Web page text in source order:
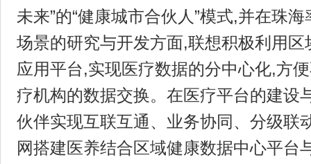
未来”的“健康城市合伙人”模式,并在珠
场景的研究与开发方面,联想积极利用
应用平台,实现医疗数据的分中心化,方
疗机构的数据交换。在医疗平台的建设
伙伴实现互联互通、业务协同、分级联
网搭建医养结合区域健康数据中心平台